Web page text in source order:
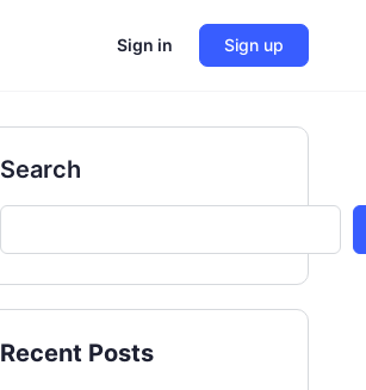
Sign in Sign up
Search
Recent Posts